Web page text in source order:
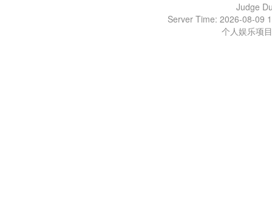
Judge
Server Time: 2026-08-09
个人娱乐项